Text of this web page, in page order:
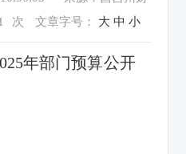
次 文章字号： 大 中 小
年部门预算公开